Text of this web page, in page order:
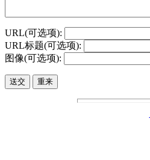
URL(可选项):
URL标题(可选项):
图像(可选项):